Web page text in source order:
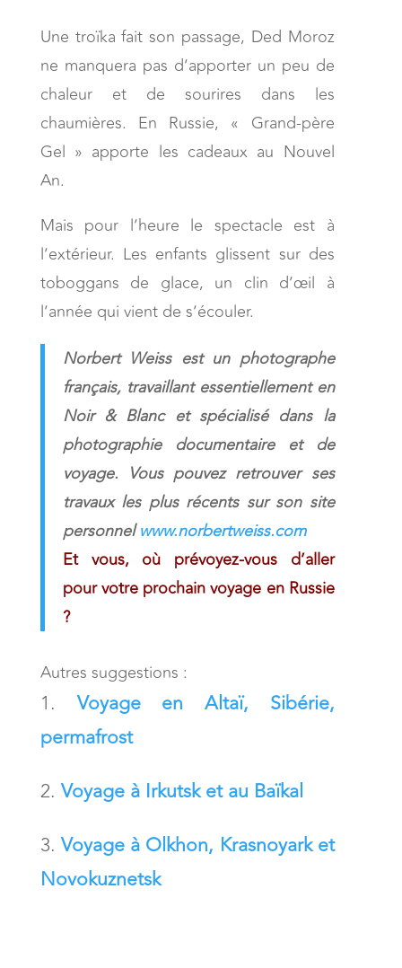
Une troïka fait son passage, Ded Moroz
ne manquera pas d’apporter un peu de
chaleur et de sourires dans les
chaumières. En Russie, « Grand-père
Gel » apporte les cadeaux au Nouvel
An.
Mais pour l’heure le spectacle est à
l’extérieur. Les enfants glissent sur des
toboggans de glace, un clin d’œil à
l’année qui vient de s’écouler.
Norbert Weiss est un photographe
français, travaillant essentiellement en
Noir & Blanc et spécialisé dans la
photographie documentaire et de
voyage. Vous pouvez retrouver ses
travaux les plus récents sur son site
personnelwww.norbertweiss.com
Et vous, où prévoyez-vous d’aller
pour votre prochain voyage en Russie
?
Autres suggestions :
Voyage en Altaï, Sibérie,
permafrost
Voyage à Irkutsk et au Baïkal
Voyage à Olkhon, Krasnoyark et
Novokuznetsk